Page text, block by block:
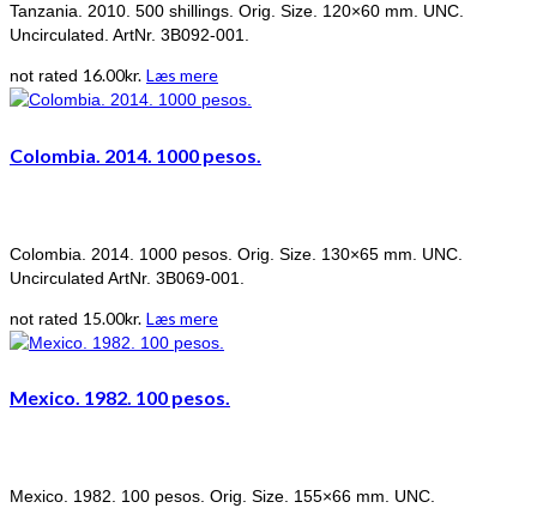
Tanzania. 2010. 500 shillings. Orig. Size. 120×60 mm. UNC.
Uncirculated. ArtNr. 3B092-001.
not rated 16.00kr. Læs mere
Colombia. 2014. 1000 pesos.
Colombia. 2014. 1000 pesos. Orig. Size. 130×65 mm. UNC.
Uncirculated ArtNr. 3B069-001.
not rated 15.00kr. Læs mere
Mexico. 1982. 100 pesos.
Mexico. 1982. 100 pesos. Orig. Size. 155×66 mm. UNC.